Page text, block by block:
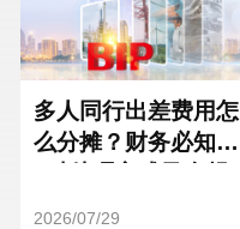
Hungary
Hong Kong
多人同行出差费用怎
么分摊？财务必知的
2026/07/29